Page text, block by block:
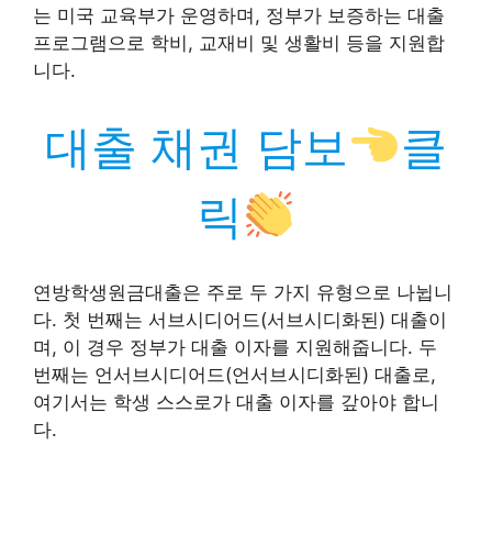
는 미국 교육부가 운영하며, 정부가 보증하는 대출
프로그램으로 학비, 교재비 및 생활비 등을 지원합
니다.
대출 채권 담보
클
릭
연방학생원금대출은 주로 두 가지 유형으로 나뉩니
다. 첫 번째는 서브시디어드(서브시디화된) 대출이
며, 이 경우 정부가 대출 이자를 지원해줍니다. 두
번째는 언서브시디어드(언서브시디화된) 대출로,
여기서는 학생 스스로가 대출 이자를 갚아야 합니
다.